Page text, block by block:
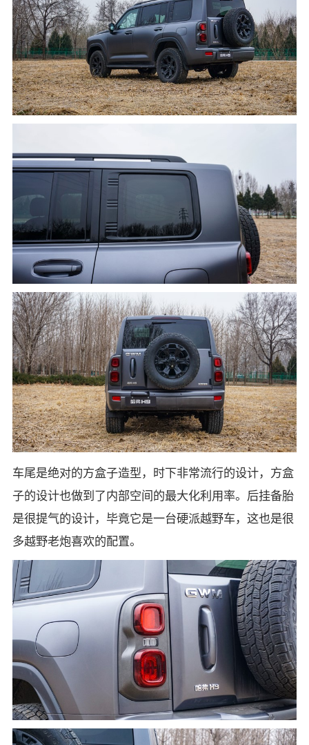
车尾是绝对的方盒子造型，时下非常流行的设计，方盒
子的设计也做到了内部空间的最大化利用率。后挂备胎
是很提气的设计，毕竟它是一台硬派越野车，这也是很
多越野老炮喜欢的配置。